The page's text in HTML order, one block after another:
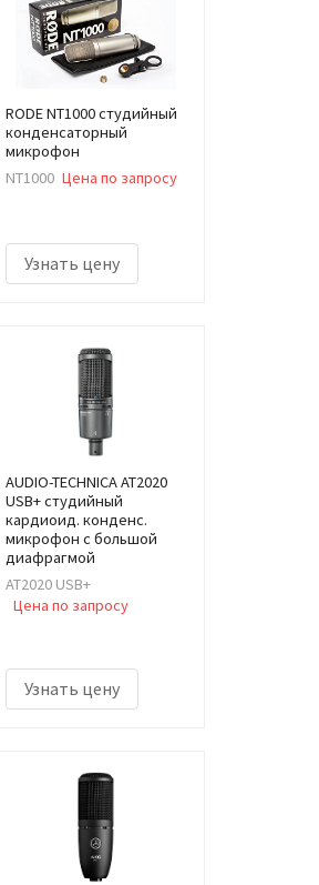
RODE NT1000 студийный
конденсаторный
микрофон
NT1000 Цена по запросу
Узнать цену
AUDIO-TECHNICA AT2020
USB+ студийный
кардиоид. конденс.
микрофон с большой
диафрагмой
AT2020 USB+
Цена по запросу
Узнать цену